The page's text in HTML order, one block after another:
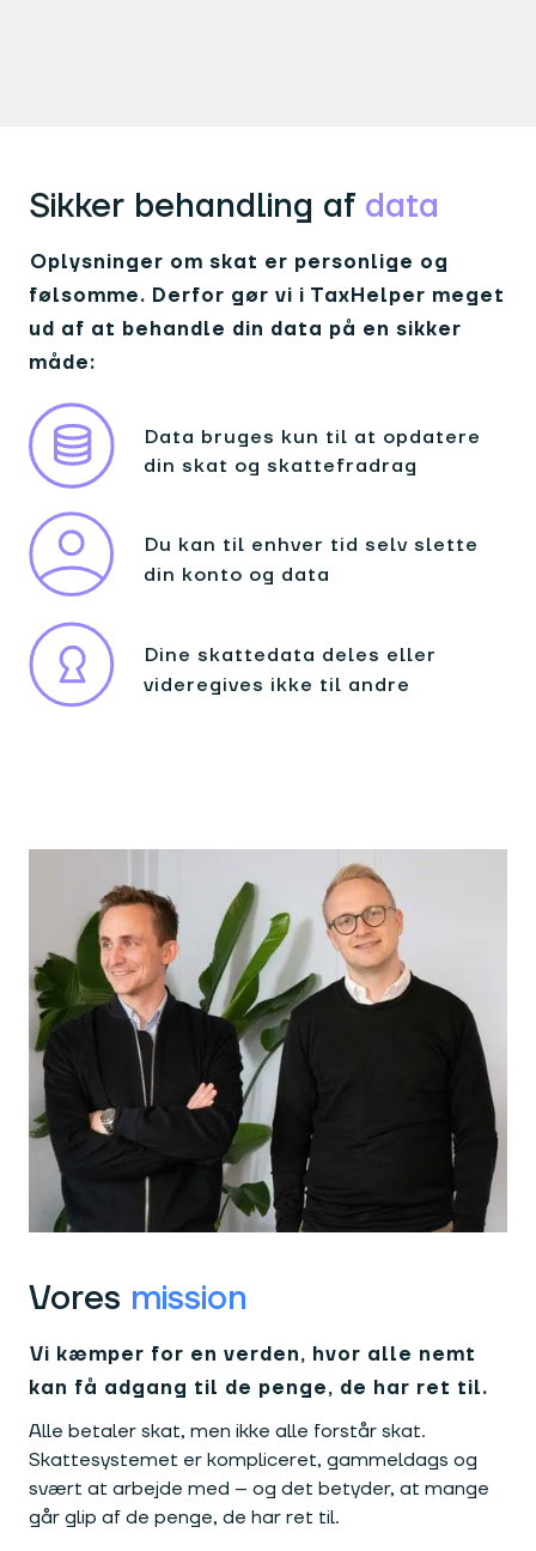
Sikker behandling af data
Oplysninger om skat er personlige og
følsomme. Derfor gør vi i TaxHelper meget
ud af at behandle din data på en sikker
måde:
Data bruges kun til at opdatere
din skat og skattefradrag
Du kan til enhver tid selv slette
din konto og data
Dine skattedata deles eller
videregives ikke til andre
Vores mission
Vi kæmper for en verden, hvor alle nemt
kan få adgang til de penge, de har ret til.
Alle betaler skat, men ikke alle forstår skat.
Skattesystemet er kompliceret, gammeldags og
svært at arbejde med – og det betyder, at mange
går glip af de penge, de har ret til.